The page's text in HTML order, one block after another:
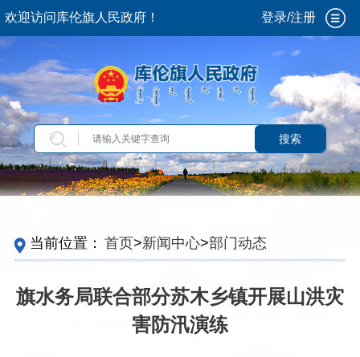
欢迎访问库伦旗人民政府！ 登录/注册
搜索
当前位置： 首页>新闻中心>部门动态
旗水务局联合部分苏木乡镇开展山洪灾
害防汛演练